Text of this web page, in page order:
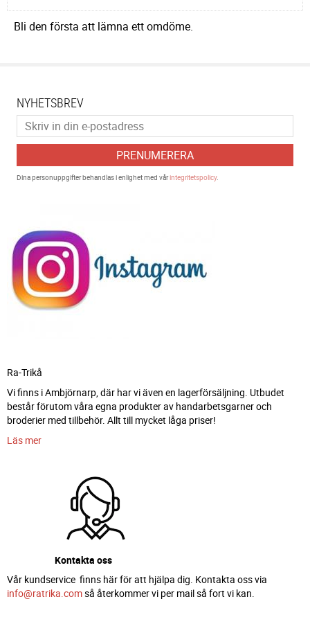
Bli den första att lämna ett omdöme.
NYHETSBREV
PRENUMERERA
Dina personuppgifter behandlas i enlighet med vårintegritetspolicy.
Ra-Trikå
Vi finns i Ambjörnarp, där har vi även en lagerförsäljning. Utbudet
består förutom våra egna produkter av handarbetsgarner och
broderier med tillbehör. Allt till mycket låga priser!
Läs mer
Kontakta oss
Vår kundservice finns här för att hjälpa dig. Kontakta oss via
info@ratrika.comså återkommer vi per mail så fort vi kan.